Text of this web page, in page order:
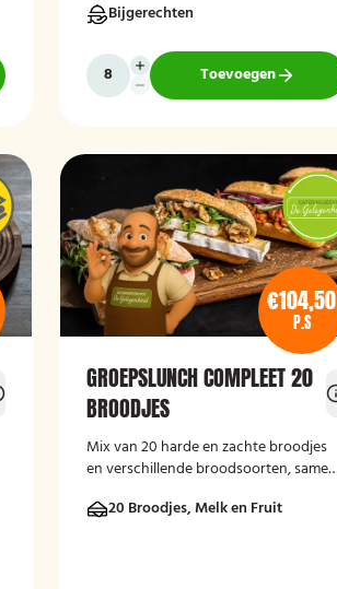
Bijgerechten
Toevoegen
€104,50
P.S
GROEPSLUNCH COMPLEET 20
BROODJES
Mix van 20 harde en zachte broodjes
en verschillende broodsoorten, samen
20 Broodjes, Melk en Fruit